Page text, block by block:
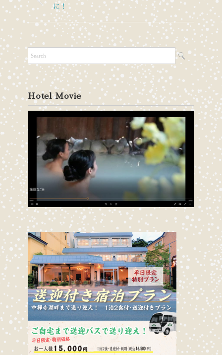
に！
Hotel Movie